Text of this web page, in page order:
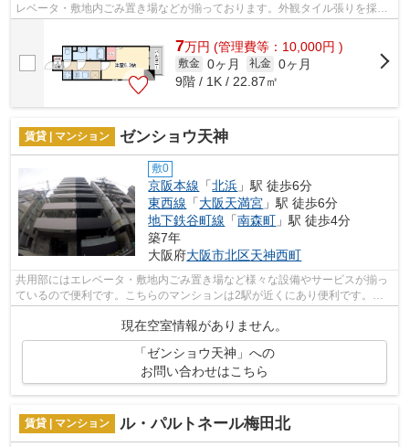
レベータ・敷地内ごみ置き場などが揃っております。外観タイル張りを採用
7万円 (管理費等：10,000円 )
敷金 0ヶ月 礼金 0ヶ月
9階 / 1K / 22.87㎡
賃貸 | マンション ゼンショウ天神
敷0
京阪本線 「北浜 」駅 徒歩6分
東西線 「大阪天満宮 」駅 徒歩6分
地下鉄谷町線 「南森町 」駅 徒歩4分
築7年
大阪府大阪市北区天神西町
共用部にはエレベータ・敷地内ごみ置き場など様々な設備やサービスが揃っ
ているので便利です。こちらのマンションは2駅が近くにあり便利です。防
犯対策もバッチリなマンションタイプの...
現在空室情報がありません。
「ゼンショウ天神」への
お問い合わせはこちら
賃貸 | マンション ル・パルトネール梅田北